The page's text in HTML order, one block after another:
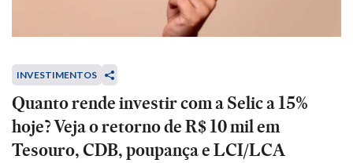
INVESTIMENTOS
Quanto rende investir com a Selic a 15%
hoje? Veja o retorno de R$ 10 mil em
Tesouro, CDB, poupança e LCI/LCA